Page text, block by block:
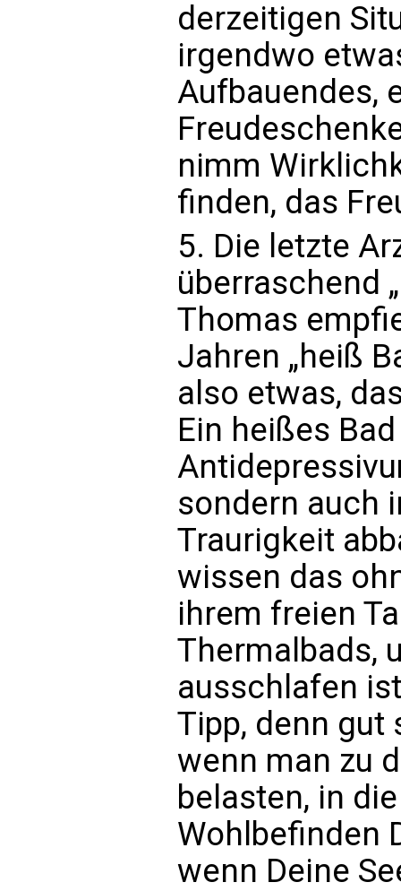
derzeitigen
irgendwo
Aufbauendes,
nimm
finden, das
5. Die letzte
überraschend
Thomas
Jahren „heiß
also etwas,
Ein heißes
sondern auch
Traurigkeit
wissen das
ihrem freien
Thermalbads,
ausschlafen
Tipp, denn gut
wenn man zu
belasten, in
Wohlbefinden
wenn Deine